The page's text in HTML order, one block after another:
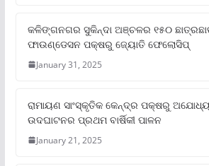
କଳିଙ୍ଗନଗର ସୁକିନ୍ଦା ଅଞ୍ଚଳର ୧୫୦
ଫାଉଣ୍ଡେସନ ପକ୍ଷରୁ ଜ୍ୟୋତି ଫେଲୋସିପ୍‌
January 31, 2025
ରାମାୟଣ ସାଂସ୍କୃତିକ କେନ୍ଦ୍ର ପକ୍ଷରୁ
ଉଦଘାଟନର ପ୍ରଥମ ବାର୍ଷିକୀ ପାଳନ
January 21, 2025